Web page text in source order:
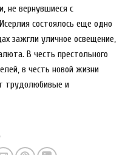
не вернувшиеся с
состоялось еще одно
зажгли уличное освещение,
В честь престольного
в честь новой жизни
трудолюбивые и